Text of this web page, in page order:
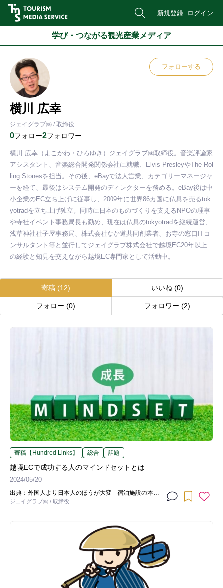
新規登録 ログイン
学び・つながる観光産業メディア
横川 広幸
ジェイグラブ㈱ / 取締役
0フォロー2フォロワー
フォローする
横川 広幸（よこかわ・ひろゆき）ジェイグラブ㈱取締役。音楽評論家
アシスタント、音楽総合開発関係会社に就職、Elvis PresleyやThe Rol
ling Stonesを担当。その後、eBayで法人営業、カテゴリーマネージャ
ーを経て、最後はシステム開発のディレクターを務める。eBay後は中
小企業のEC立ち上げに従事し、2009年に世界86カ国に仏具を売るtok
yotradを立ち上げ独立。同時に日本のものづくりを支えるNPOの理事
や寺社イベント事務局長も勤め、現在は仏具のtokyotradを継続運営、
浅草神社社子屋事務局、株式会社なか道共同創業者、お寺の窓口ITコ
ンサルタント等と並行してジェイグラブ株式会社で越境EC20年以上
の経験と知見を交えながら越境EC専門家として活動中。
寄稿 (12) いいね (0)
フォロー (0) フォロワー (2)
寄稿【Hundred Links】 総合 話題
越境ECで成功する人のマインドセットとは
2024/05/20
出典：外国人より日本人のほうが大変 宿泊施設の本
音、「おもてなし」どこまで？（2023年2月、弁護士ド
ジェイグラブ㈱ / 取締役